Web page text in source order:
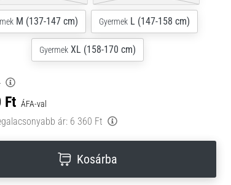
M (137-147 cm) Gyermek L (147-158 cm)
Gyermek XL (158-170 cm)
Ft ÁFA-val
ár: 6 360 Ft
Kosárba